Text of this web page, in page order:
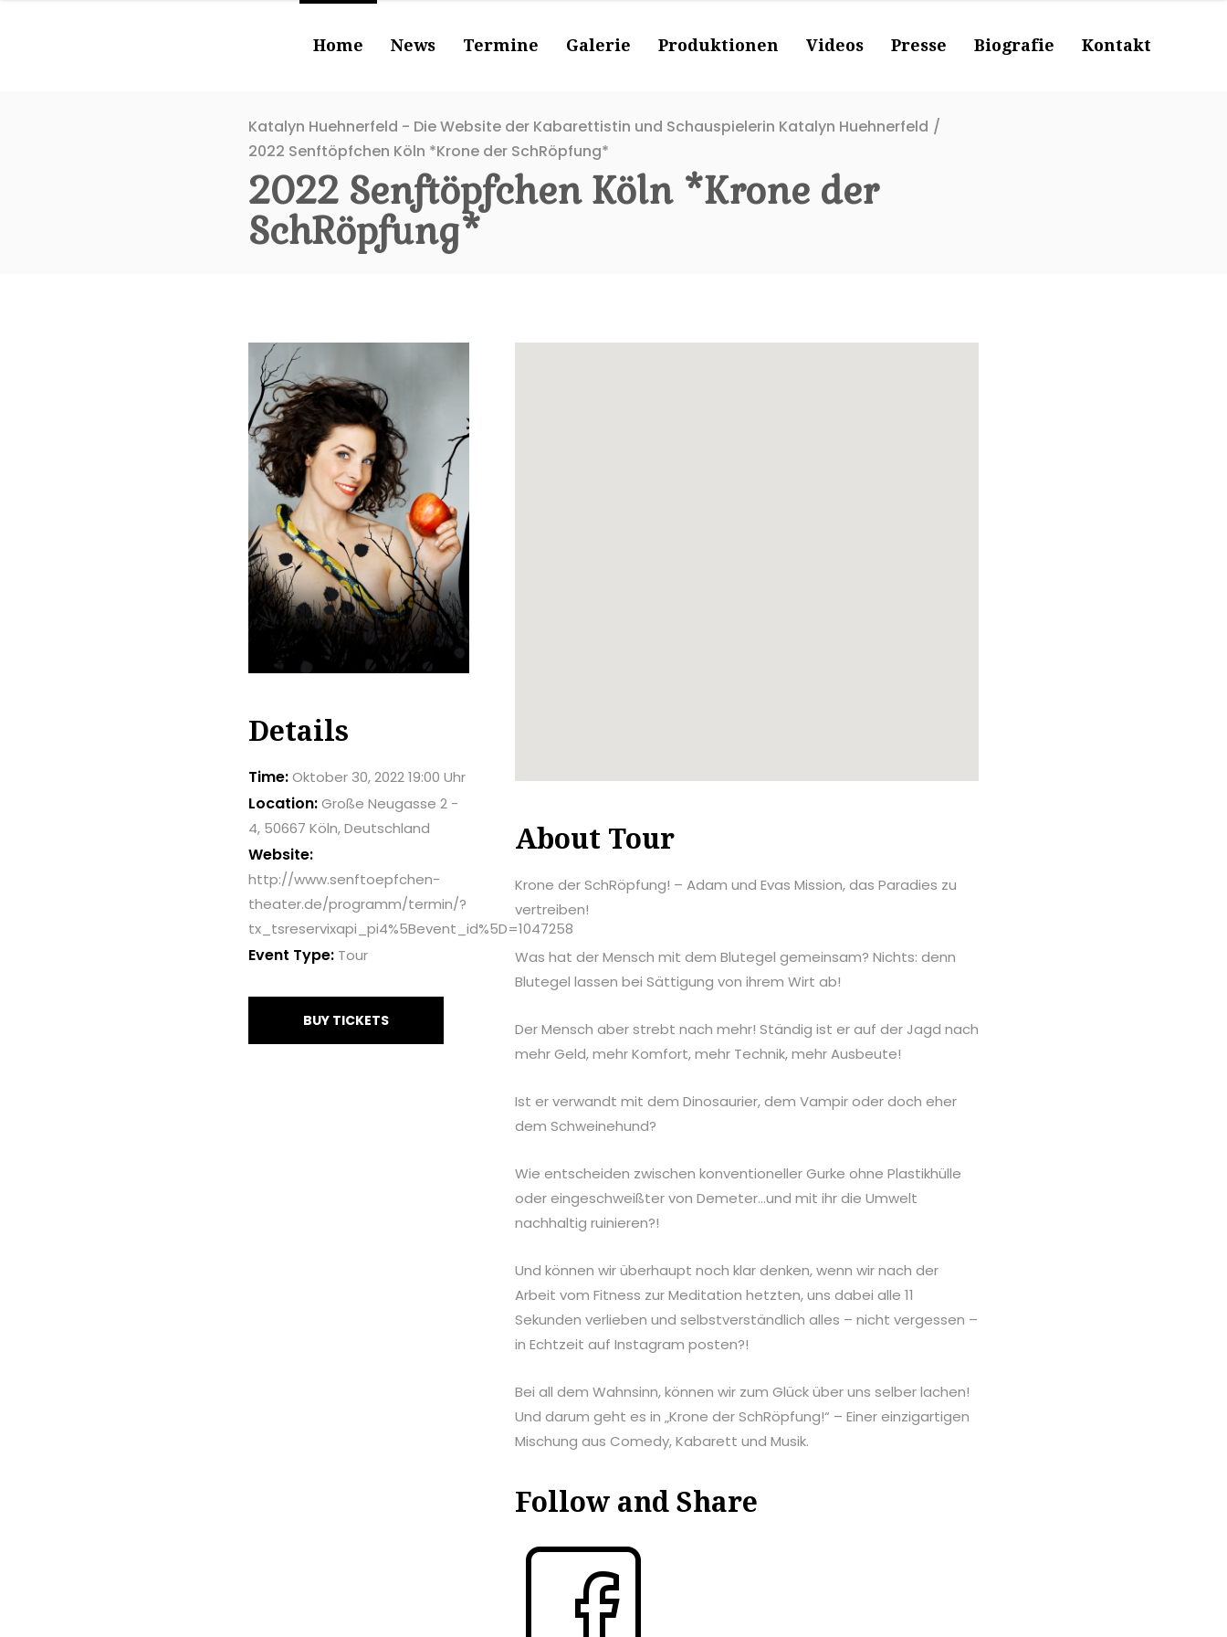
Home News Termine Galerie Produktionen Videos Presse Biografie Kontakt
Katalyn Huehnerfeld - Die Website der Kabarettistin und Schauspielerin Katalyn Huehnerfeld /
2022 Senftöpfchen Köln *Krone der SchRöpfung*
2022 Senftöpfchen Köln *Krone der
SchRöpfung*
Details
Time:Oktober 30, 2022 19:00 Uhr
Location:Große Neugasse 2 -
4, 50667 Köln, Deutschland
Website:
http://www.senftoepfchen-
theater.de/programm/termin/?
tx_tsreservixapi_pi4%5Bevent_id%5D=1047258
Event Type: Tour
BUY TICKETS
About Tour
Krone der SchRöpfung! – Adam und Evas Mission, das Paradies zu
vertreiben!
Was hat der Mensch mit dem Blutegel gemeinsam? Nichts: denn
Blutegel lassen bei Sättigung von ihrem Wirt ab!
Der Mensch aber strebt nach mehr! Ständig ist er auf der Jagd nach
mehr Geld, mehr Komfort, mehr Technik, mehr Ausbeute!
Ist er verwandt mit dem Dinosaurier, dem Vampir oder doch eher
dem Schweinehund?
Wie entscheiden zwischen konventioneller Gurke ohne Plastikhülle
oder eingeschweißter von Demeter…und mit ihr die Umwelt
nachhaltig ruinieren?!
Und können wir überhaupt noch klar denken, wenn wir nach der
Arbeit vom Fitness zur Meditation hetzten, uns dabei alle 11
Sekunden verlieben und selbstverständlich alles – nicht vergessen –
in Echtzeit auf Instagram posten?!
Bei all dem Wahnsinn, können wir zum Glück über uns selber lachen!
Und darum geht es in „Krone der SchRöpfung!“ – Einer einzigartigen
Mischung aus Comedy, Kabarett und Musik.
Follow and Share